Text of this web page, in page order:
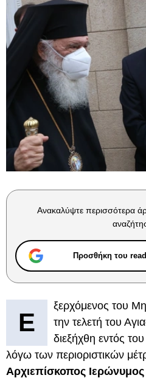
Ανακαλύψτε περισσότερα
Προσθήκη του
Ε
ξερχόμενος του
την τελετή του
διεξήχθη εντός
λόγω των περιοριστικών
Αρχιεπίσκοπος Ιερώνυμος